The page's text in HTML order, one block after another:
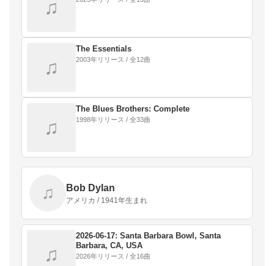
♫
♫
The Essentials
2003年リリース / 全12曲
♫
The Blues Brothers: Complete
1998年リリース / 全33曲
♫ Bob Dylan
アメリカ / 1941年生まれ
♫
2026-06-17: Santa Barbara Bowl, Santa
Barbara, CA, USA
2026年リリース / 全16曲